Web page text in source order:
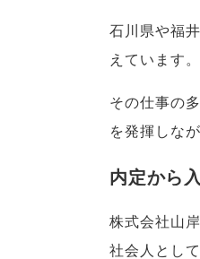
石川県や福
えています。
その仕事の
を発揮しな
内定から
株式会社山
社会人とし